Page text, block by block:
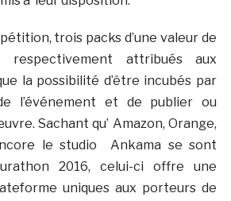
trois packs d’une valeur de
respectivement attribués aux
la possibilité d’être incubés par
l’événement et de publier ou
Sachant qu’ Amazon, Orange,
le studio Ankama se sont
2016, celui-ci offre une
uniques aux porteurs de